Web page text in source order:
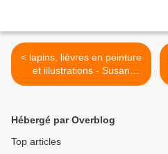
< lapins, lièvres en peinture
et illustrations - Susan
Labouri
Hébergé par Overblog
Top articles